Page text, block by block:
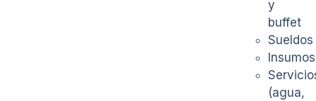
y
buffet
Sueldos
Insumos
(agua,